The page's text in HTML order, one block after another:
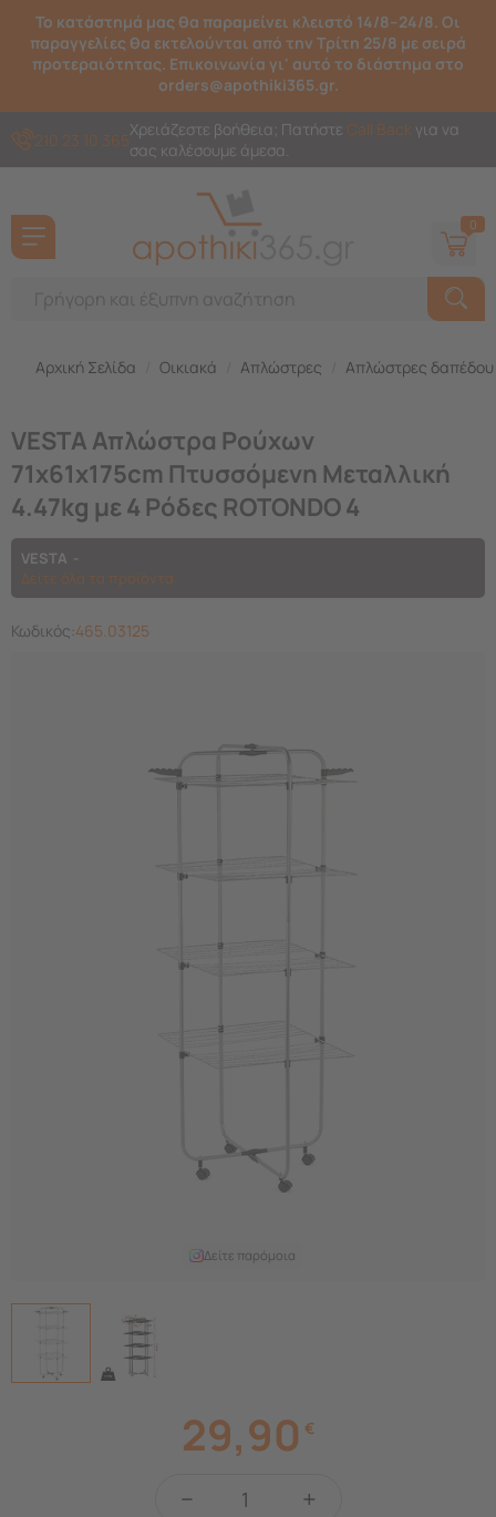
Το κατάστημά μας θα παραμείνει κλειστό 14/8–24/8. Οι
παραγγελίες θα εκτελούνται από την Τρίτη 25/8 με σειρά
προτεραιότητας. Επικοινωνία γι' αυτό το διάστημα στο
orders@apothiki365.gr.
210 23 10 365Χρειάζεστε βοήθεια; Πατήστε Call Back για να
σας καλέσουμε άμεσα.
0
Αρχική Σελίδα Οικιακά Απλώστρες Απλώστρες δαπέδου
Δείτε παρόμοια
VESTA Απλώστρα Ρούχων
71x61x175cm Πτυσσόμενη Μεταλλική
4.47kg με 4 Ρόδες ROTONDO 4
VESTA
Δείτε όλα τα προϊόντα
Κωδικός:465.03125
29,90 €
+
−